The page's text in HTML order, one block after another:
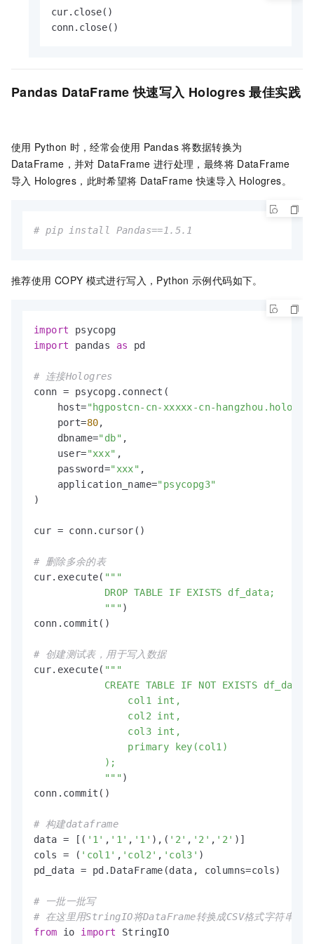
cur.close()
conn.close()
Pandas DataFrame 快速写入 Hologres 最佳实践
使用 Python 时，经常会使用 Pandas 将数据转换为
DataFrame，并对 DataFrame 进行处理，最终将 DataFrame
导入 Hologres，此时希望将 DataFrame 快速导入 Hologres。
# pip install Pandas==1.5.1
推荐使用 COPY 模式进行写入，Python 示例代码如下。
import
import pandas as pd
# 连接Hologres
conn = psycopg.connect(
    host=
"hgpostcn-cn-xxxxx-cn-
    port=
80,
    dbname=
"db" ,
    user=
"xxx" ,
    password=
"xxx" ,
    application_name=
"psycopg3"
)
cur = conn.cursor()
# 删除多余的表
cur.execute( """
            DROP TABLE IF EXISTS df_data;
            """
)
conn.commit()
# 创建测试表，用于写入数据
cur.execute( """
            CREATE TABLE IF NOT EXISTS df_data(
                col1 int,
                col2 int,
                col3 int,
                primary key(col1)
            );
            """
)
conn.commit()
# 构建dataframe
data = [( '1' , '1' , '1' ),( '2' , '2' , '2' )]
cols = ( 'col1' , 'col2' , 'col3' )
pd_data = pd.DataFrame(data, columns=cols)
# 一批一批写
# 在这里用StringIO将DataFrame转换成CSV格式字符串
from io import StringIO